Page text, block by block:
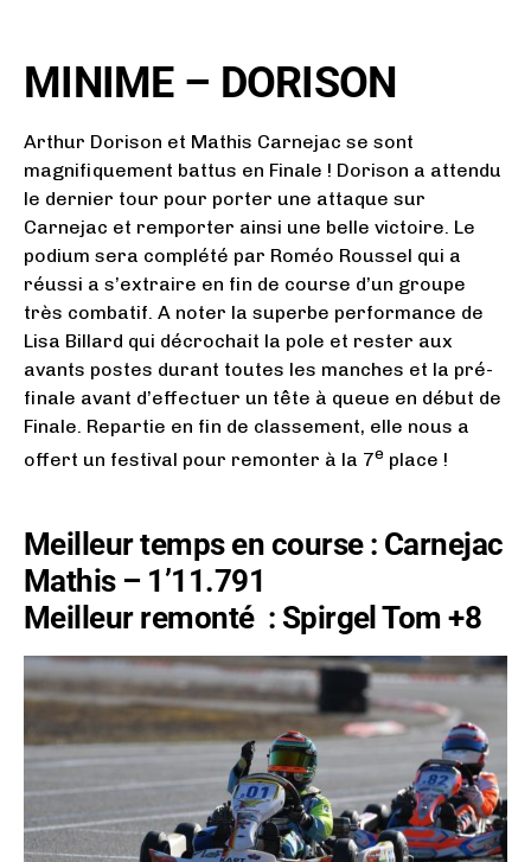
MINIME – DORISON
Arthur Dorison et Mathis Carnejac se sont
magnifiquement battus en Finale ! Dorison a attendu
le dernier tour pour porter une attaque sur
Carnejac et remporter ainsi une belle victoire. Le
podium sera complété par Roméo Roussel qui a
réussi a s’extraire en fin de course d’un groupe
très combatif. A noter la superbe performance de
Lisa Billard qui décrochait la pole et rester aux
avants postes durant toutes les manches et la pré-
finale avant d’effectuer un tête à queue en début de
Finale. Repartie en fin de classement, elle nous a
offert un festival pour remonter à la 7e place !
Meilleur temps en course : Carnejac
Mathis – 1’11.791
Meilleur remonté : Spirgel Tom +8